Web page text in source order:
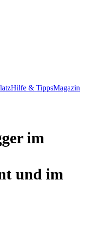
Hilfe & TippsMagazin
im
und im